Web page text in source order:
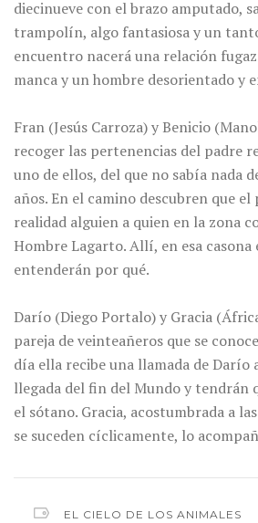
diecinueve con el brazo amputado,
trampolín, algo fantasiosa y un
encuentro nacerá una relación
manca y un hombre desorientado y
Fran (Jesús Carroza) y Benicio
recoger las pertenencias del padre
uno de ellos, del que no sabía nada
años. En el camino descubren que
realidad alguien a quien en la zona
Hombre Lagarto. Allí, en esa casona
entenderán por qué.
Darío (Diego Portalo) y Gracia
pareja de veinteañeros que se
día ella recibe una llamada de Darío
llegada del fin del Mundo y tendrán
el sótano. Gracia, acostumbrada a
se suceden cíclicamente, lo
EL CIELO DE LOS ANIMALES